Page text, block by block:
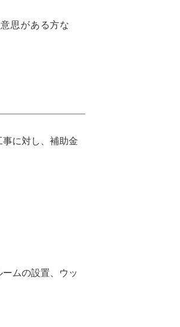
思がある方な
に対し、補助金
ムの設置、ウッ